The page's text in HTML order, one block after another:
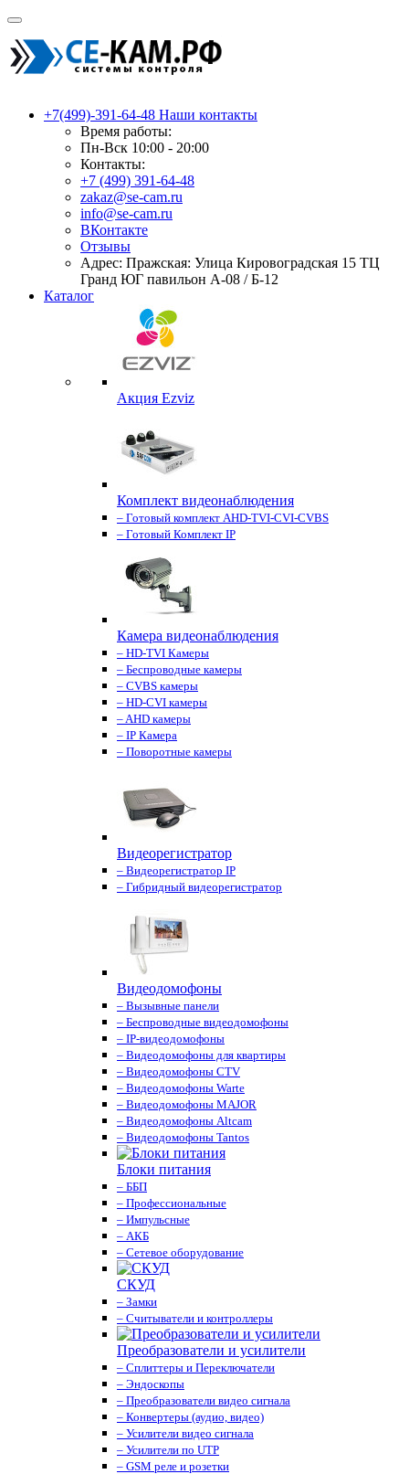
+7(499)-391-64-48 Наши контакты
Время работы:
Пн-Вск 10:00 - 20:00
Контакты:
+7 (499) 391-64-48
zakaz@se-cam.ru
info@se-cam.ru
ВКонтакте
Отзывы
Адрес: Пражская: Улица Кировоградская 15 ТЦ
Гранд ЮГ павильон А-08 / Б-12
Каталог
Акция Ezviz
Комплект видеонаблюдения
– Готовый комплект AHD-TVI-CVI-CVBS
– Готовый Комплект IP
Камера видеонаблюдения
– HD-TVI Камеры
– Беспроводные камеры
– CVBS камеры
– HD-CVI камеры
– AHD камеры
– IP Камера
– Поворотные камеры
Видеорегистратор
– Видеорегистратор IP
– Гибридный видеорегистратор
Видеодомофоны
– Вызывные панели
– Беспроводные видеодомофоны
– IP-видеодомофоны
– Видеодомофоны для квартиры
– Видеодомофоны CTV
– Видеодомофоны Warte
– Видеодомофоны MAJOR
– Видеодомофоны Altcam
– Видеодомофоны Tantos
Блоки питания
– ББП
– Профессиональные
– Импульсные
– АКБ
– Сетевое оборудование
СКУД
– Замки
– Считыватели и контроллеры
Преобразователи и усилители
– Сплиттеры и Переключатели
– Эндоскопы
– Преобразователи видео сигнала
– Конвертеры (аудио, видео)
– Усилители видео сигнала
– Усилители по UTP
– GSM реле и розетки